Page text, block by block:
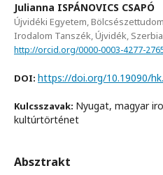
Julianna ISPÁNOVICS CSAPÓ
Újvidéki Egyetem,
Irodalom Tanszék, Újvidék, Szerbia
http://orcid.org/0000-0003-4277-
DOI: https://doi.org/10.19090/
Kulcsszavak: Nyugat, magyar
kultúrtörténet
Absztrakt